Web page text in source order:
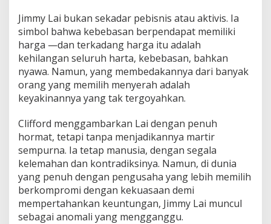
Jimmy Lai bukan sekadar pebisnis atau aktivis. Ia
simbol bahwa kebebasan berpendapat memiliki
harga —dan terkadang harga itu adalah
kehilangan seluruh harta, kebebasan, bahkan
nyawa. Namun, yang membedakannya dari banyak
orang yang memilih menyerah adalah
keyakinannya yang tak tergoyahkan.
Clifford menggambarkan Lai dengan penuh
hormat, tetapi tanpa menjadikannya martir
sempurna. Ia tetap manusia, dengan segala
kelemahan dan kontradiksinya. Namun, di dunia
yang penuh dengan pengusaha yang lebih memilih
berkompromi dengan kekuasaan demi
mempertahankan keuntungan, Jimmy Lai muncul
sebagai anomali yang mengganggu.